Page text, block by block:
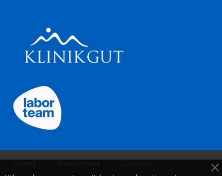
Contatti Area riservata Donazioni